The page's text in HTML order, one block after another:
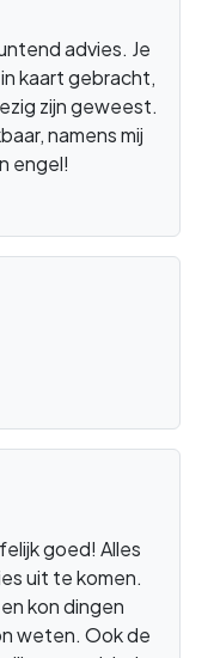
advies. Je
kaart gebracht,
zijn geweest.
namens mij
engel!
goed! Alles
uit te komen.
kon dingen
weten. Ook de